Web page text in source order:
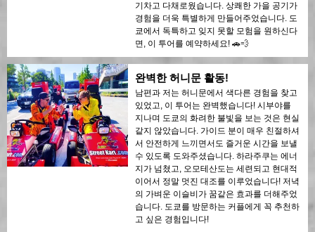
기차고 다채로웠습니다. 상쾌한 가을 공기가
경험을 더욱 특별하게 만들어주었습니다. 도
쿄에서 독특하고 잊지 못할 모험을 원하신다
면, 이 투어를 예약하세요! 🚗💨
완벽한 허니문 활동!
남편과 저는 허니문에서 색다른 경험을 찾고
있었고, 이 투어는 완벽했습니다! 시부야를
지나며 도쿄의 화려한 불빛을 보는 것은 현실
같지 않았습니다. 가이드 분이 매우 친절하셔
서 안전하게 느끼면서도 즐거운 시간을 보낼
수 있도록 도와주셨습니다. 하라주쿠는 에너
지가 넘쳤고, 오모테산도는 세련되고 현대적
이어서 정말 멋진 대조를 이루었습니다! 저녁
의 가벼운 이슬비가 꿈같은 효과를 더해주었
습니다. 도쿄를 방문하는 커플에게 꼭 추천하
고 싶은 경험입니다!